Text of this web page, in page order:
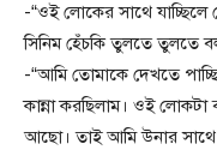
-“ওই লোকের সাথে যাচ্ছিলে
সিনিম হেঁচকি তুলতে তুলতে
-“আমি তোমাকে দেখতে
কান্না করছিলাম। ওই
আছো। তাই আমি উনার সাথে